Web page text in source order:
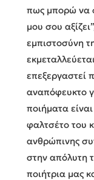
πως μπορώ να
μου σου
εμπιστοσύνη
επεξεργαστεί
αναπόφευκτο
ποιήματα
φαλτσέτο του
ανθρώπινης
στην απόλυτη
ποιήτρια μας